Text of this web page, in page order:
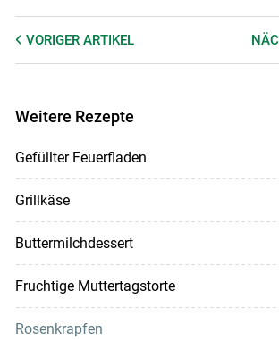
VORIGER ARTIKEL
Weitere Rezepte
Gefüllter Feuerfladen
Grillkäse
Buttermilchdessert
Fruchtige Muttertagstorte
Rosenkrapfen